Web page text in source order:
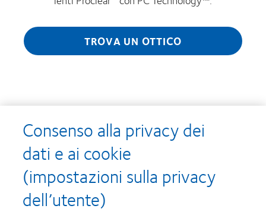
TROVA UN OTTICO
I nostri prodotti
Tecnologia delle lenti a contatto
Consenso alla privacy dei
dati e ai cookie
(impostazioni sulla privacy
dell’utente)